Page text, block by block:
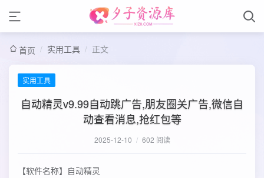
首页 / 实用工具 / 正文
实用工具
自动精灵v9.99自动跳广告,朋友圈关广告,微信自
动查看消息,抢红包等
2025-12-10 / 602 阅读
【软件名称】自动精灵